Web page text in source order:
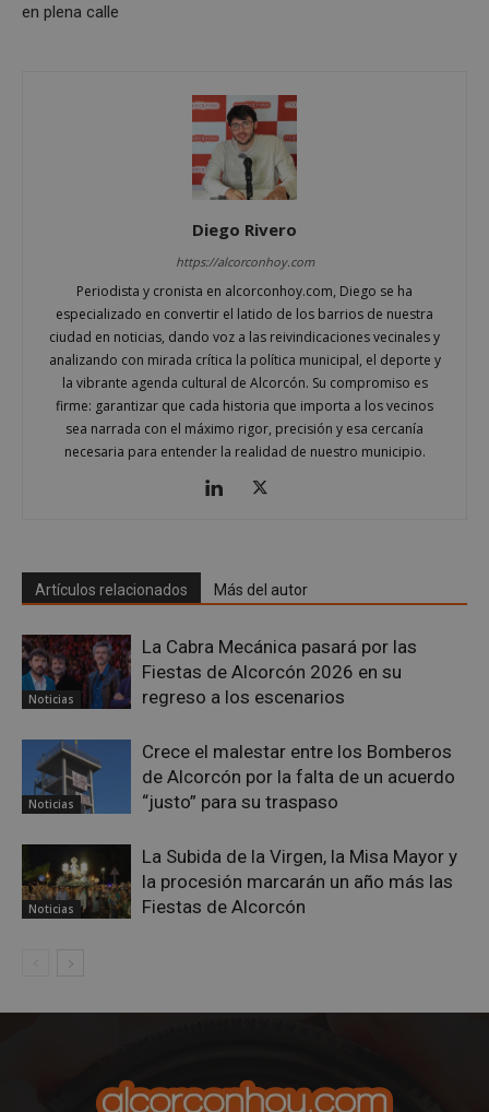
en plena calle
Diego Rivero
https://alcorconhoy.com
Periodista y cronista en alcorconhoy.com, Diego se ha
especializado en convertir el latido de los barrios de nuestra
ciudad en noticias, dando voz a las reivindicaciones vecinales y
analizando con mirada crítica la política municipal, el deporte y
la vibrante agenda cultural de Alcorcón. Su compromiso es
firme: garantizar que cada historia que importa a los vecinos
sea narrada con el máximo rigor, precisión y esa cercanía
necesaria para entender la realidad de nuestro municipio.
Artículos relacionados Más del autor
Noticias
La Cabra Mecánica pasará por las
Fiestas de Alcorcón 2026 en su
regreso a los escenarios
Noticias
Crece el malestar entre los Bomberos
de Alcorcón por la falta de un acuerdo
“justo” para su traspaso
Noticias
La Subida de la Virgen, la Misa Mayor y
la procesión marcarán un año más las
Fiestas de Alcorcón
Inc.
embed.bsky.app
sp_landing
Spotify Inc.
.spotify.com
VISITOR_PRIVACY_METADATA
YouTube
.youtube.com
semanas